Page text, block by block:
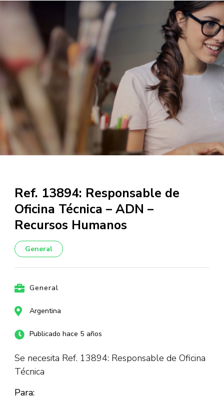
Ref. 13894: Responsable de
Oficina Técnica – ADN –
Recursos Humanos
General
General
Argentina
Publicado hace 5 años
Se necesita Ref. 13894: Responsable de Oficina
Técnica
Para: